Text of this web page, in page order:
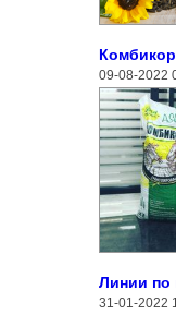
09-08-2022
Линии по
31-01-2022